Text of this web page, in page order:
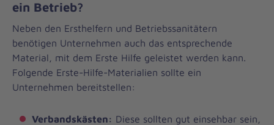
ein Betrieb?
Neben den Ersthelfern und Betriebssanitätern
benötigen Unternehmen auch das entsprechende
Material, mit dem Erste Hilfe geleistet werden kann.
Folgende Erste-Hilfe-Materialien sollte ein
Unternehmen bereitstellen:
Verbandskästen: Diese sollten gut einsehbar sein,